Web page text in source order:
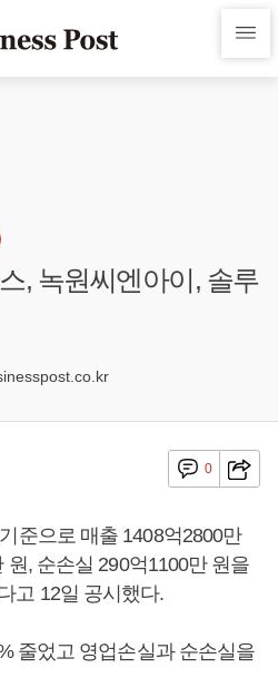
, 녹원씨엔아이, 솔루
0
준으로 매출 1408억2800만
, 순손실 290억1100만 원을
고 12일 공시했다.
줄었고 영업손실과 순손실을